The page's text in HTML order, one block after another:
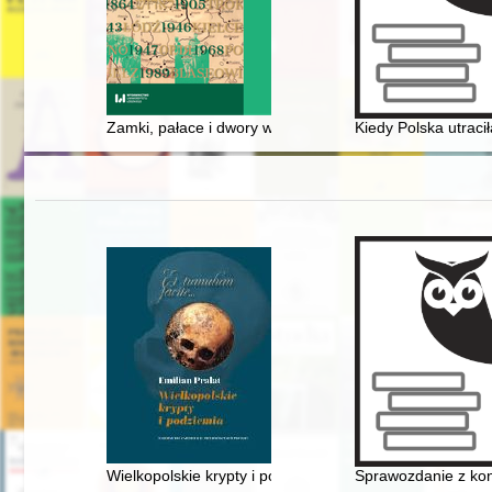
Zamki, pałace i dwory w Polsce : rozmieszczenie i
Kiedy Polska
Wielkopolskie krypty i podziemia Sprawozdanie z